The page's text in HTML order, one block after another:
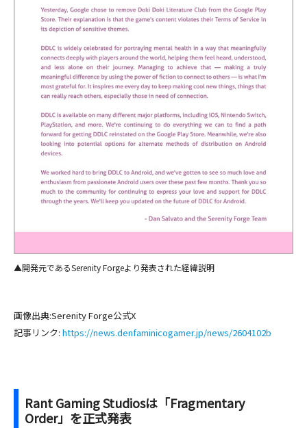
▲開発元であるSerenity Forgeより発表された経緯説明
画像出典:Serenity Forge公式X
記事リンク: https://news.denfaminicogamer.jp/news/2604102b
Rant Gaming Studiosは「Fragmentary
Order」を正式発表